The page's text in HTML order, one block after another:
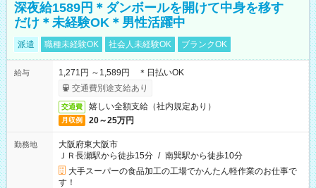
深夜給1589円＊ダンボールを開けて中身を移す
だけ＊未経験OK＊男性活躍中
派遣 職種未経験OK 社会人未経験OK ブランクOK
給与
1,271円 ～1,589円 ＊日払いOK
交通費別途支給あり
交通費 嬉しい全額支給（社内規定あり）
月収例 20～25万円
勤務地
大阪府東大阪市
ＪＲ長瀬駅から徒歩15分 / 南巽駅から徒歩10分
大手スーパーの食品加工の工場でかんたん軽作業のお仕事で
す！